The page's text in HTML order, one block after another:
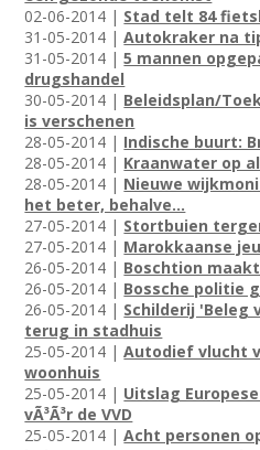
02-06-2014 | Stad telt 84
31-05-2014 |Autokraker na
31-05-2014 |5 mannen
drugshandel
30-05-2014 | Beleidsplan/
is verschenen
28-05-2014 | Indische buurt:
28-05-2014 | Kraanwater op
28-05-2014 | Nieuwe
het beter, behalve...
27-05-2014 | Stortbuien
27-05-2014 | Marokkaanse
26-05-2014 | Boschtion
26-05-2014 | Bossche politie
26-05-2014 | Schilderij 'Beleg
terug in stadhuis
25-05-2014 |Autodief vlucht
woonhuis
25-05-2014 | Uitslag
vÃ³Ã³r de VVD
25-05-2014 |Acht personen